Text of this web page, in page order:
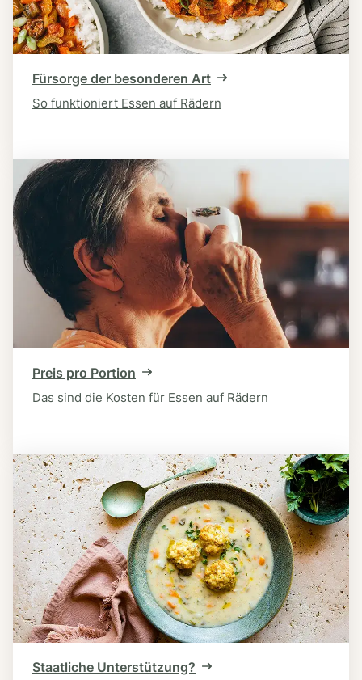
Fürsorge der besonderen Art
So funktioniert Essen auf Rädern
Preis pro Portion
Das sind die Kosten für Essen auf Rädern
Staatliche Unterstützung?